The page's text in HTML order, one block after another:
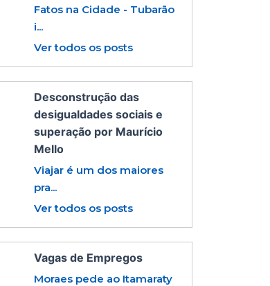
Fatos na Cidade - Tubarão
i...
Ver todos os posts
Desconstrução das
desigualdades sociais e
superação por Maurício
Mello
Viajar é um dos maiores
pra...
Ver todos os posts
Vagas de Empregos
Moraes pede ao Itamaraty